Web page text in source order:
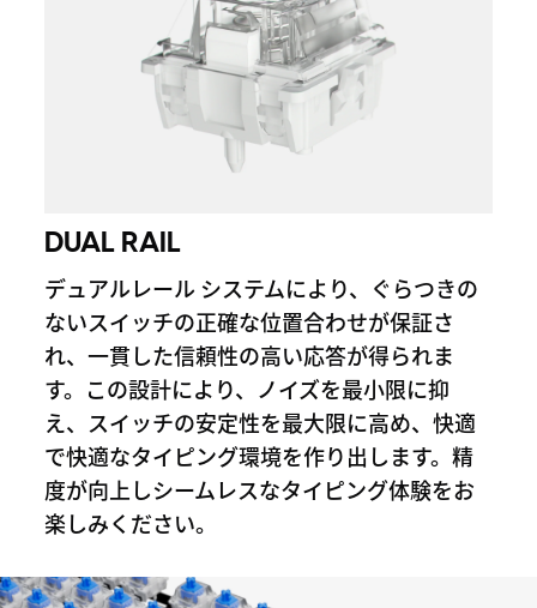
DUAL RAIL
デュアルレール システムにより、ぐらつきの
ないスイッチの正確な位置合わせが保証さ
れ、一貫した信頼性の高い応答が得られま
す。この設計により、ノイズを最小限に抑
え、スイッチの安定性を最大限に高め、快適
で快適なタイピング環境を作り出します。精
度が向上しシームレスなタイピング体験をお
楽しみください。